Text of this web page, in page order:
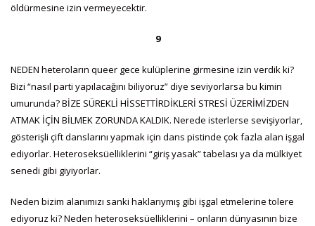
öldürmesine izin vermeyecektir.
9
NEDEN heteroların queer gece kulüplerine girmesine izin verdik ki?
Bizi “nasıl parti yapılacağını biliyoruz” diye seviyorlarsa bu kimin
umurunda? BİZE SÜREKLİ HİSSETTİRDİKLERİ STRESİ ÜZERİMİZDEN
ATMAK İÇİN BİLMEK ZORUNDA KALDIK. Nerede isterlerse sevişiyorlar,
gösterişli çift danslarını yapmak için dans pistinde çok fazla alan işgal
ediyorlar. Heteroseksüelliklerini “giriş yasak” tabelası ya da mülkiyet
senedi gibi giyiyorlar.
Neden bizim alanımızı sanki haklarıymış gibi işgal etmelerine tolere
ediyoruz ki? Neden heteroseksüelliklerini – onların dünyasının bize